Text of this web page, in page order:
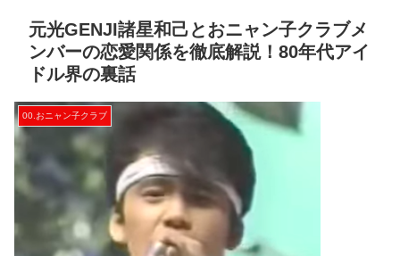
元光GENJI諸星和己とおニャン子クラブメ
ンバーの恋愛関係を徹底解説！80年代アイ
ドル界の裏話
00.おニャン子クラブ